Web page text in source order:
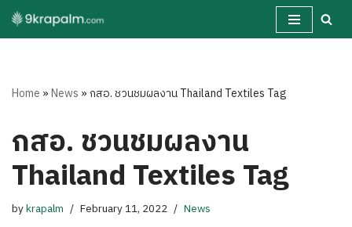
Skip
Home »News »กสอ. ชวนชมผลงาน Thailand Textiles Tag
กสอ. ชวนชมผลงาน
Thailand Textiles Tag
bykrapalm February 11, 2022 News